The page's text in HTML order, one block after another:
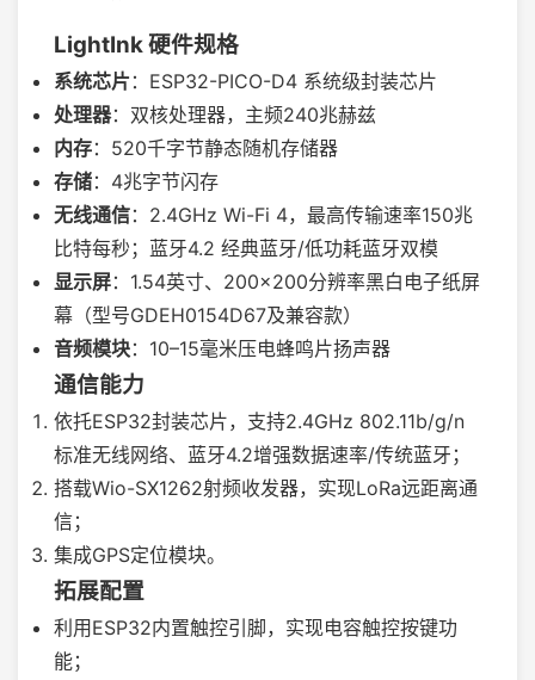
LightInk 硬件规格
系统芯片 ：ESP32-PICO-D4 系统级封装芯片
处理器：双核处理器，主频240兆赫兹
内存：520千字节静态随机存储器
存储：4兆字节闪存
无线通信：2.4GHz Wi-Fi 4，最高传输速率150兆
比特每秒；蓝牙4.2 经典蓝牙/低功耗蓝牙双模
显示屏：1.54英寸、200×200分辨率黑白电子纸屏
幕（型号GDEH0154D67及兼容款）
音频模块：10–15毫米压电蜂鸣片扬声器
通信能力
依托ESP32封装芯片，支持2.4GHz 802.11b/g/n
标准无线网络、蓝牙4.2增强数据速率/传统蓝牙；
搭载Wio-SX1262射频收发器，实现LoRa远距离通
信；
集成GPS定位模块。
拓展配置
利用ESP32内置触控引脚，实现电容触控按键功
能；